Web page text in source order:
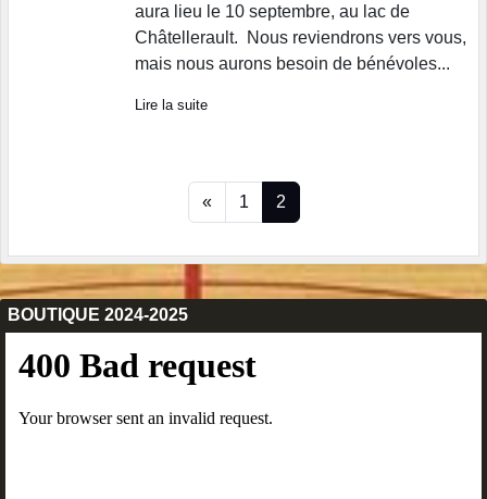
aura lieu le 10 septembre, au lac de
Châtellerault. Nous reviendrons vers vous,
mais nous aurons besoin de bénévoles...
Lire la suite
« 1 2
BOUTIQUE 2024-2025